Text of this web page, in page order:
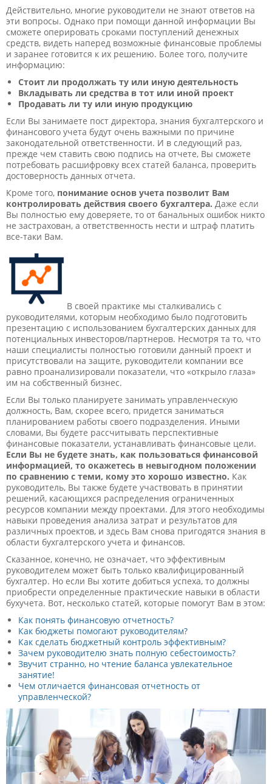
Действительно, многие руководители не знают ответов на
эти вопросы. Однако при помощи данной информации Вы
сможете оперировать сроками поступлений денежных
средств, видеть наперед возможные финансовые проблемы
и заранее готовится к их решению. Более того, получите
информацию:
Стоит ли продолжать ту или иную деятельность
Вкладывать ли средства в тот или иной проект
Продавать ли ту или иную продукцию
Если Вы занимаете пост директора, знания бухгалтерского и
финансового учета будут очень важными по причине
законодательной ответственности. И в следующий раз,
прежде чем ставить свою подпись на отчете, Вы сможете
потребовать расшифровку всех статей баланса, проверить
достоверность данных отчета.
Кроме того, понимание основ учета позволит Вам
контролировать действия своего бухгалтера. Даже если
Вы полностью ему доверяете, то от банальных ошибок никто
не застрахован, а ответственность нести и штраф платить
все-таки Вам.
В своей практике мы сталкивались с
руководителями, которым необходимо было подготовить
презентацию с использованием бухгалтерских данных для
потенциальных инвесторов/партнеров. Несмотря та то, что
наши специалисты полностью готовили данный проект и
присутствовали на защите, руководители компании все
равно проанализировали показатели, что «открыло глаза»
им на собственный бизнес.
Если Вы только планируете занимать управленческую
должность, Вам, скорее всего, придется заниматься
планированием работы своего подразделения. Иными
словами, Вы будете рассчитывать перспективные
финансовые показатели, устанавливать финансовые цели.
Если Вы не будете знать, как пользоваться финансовой
информацией, то окажетесь в невыгодном положении
по сравнению с теми, кому это хорошо известно. Как
руководитель, Вы также будете участвовать в принятии
решений, касающихся распределения ограниченных
ресурсов компании между проектами. Для этого необходимы
навыки проведения анализа затрат и результатов для
различных проектов, и здесь Вам снова пригодятся знания в
области бухгалтерского учета и финансов.
Сказанное, конечно, не означает, что эффективным
руководителем может быть только квалифицированный
бухгалтер. Но если Вы хотите добиться успеха, то должны
приобрести определенные практические навыки в области
бухучета. Вот, несколько статей, которые помогут Вам в этом:
Как понять финансовую отчетность?
Как бюджеты помогают руководителям?
Как сделать бюджетный контроль эффективным?
Зачем руководителю знать полную себестоимость?
Звучит странно, но чтение баланса увлекательное
занятие!
Чем отличается финансовая отчетность от
управленческой?